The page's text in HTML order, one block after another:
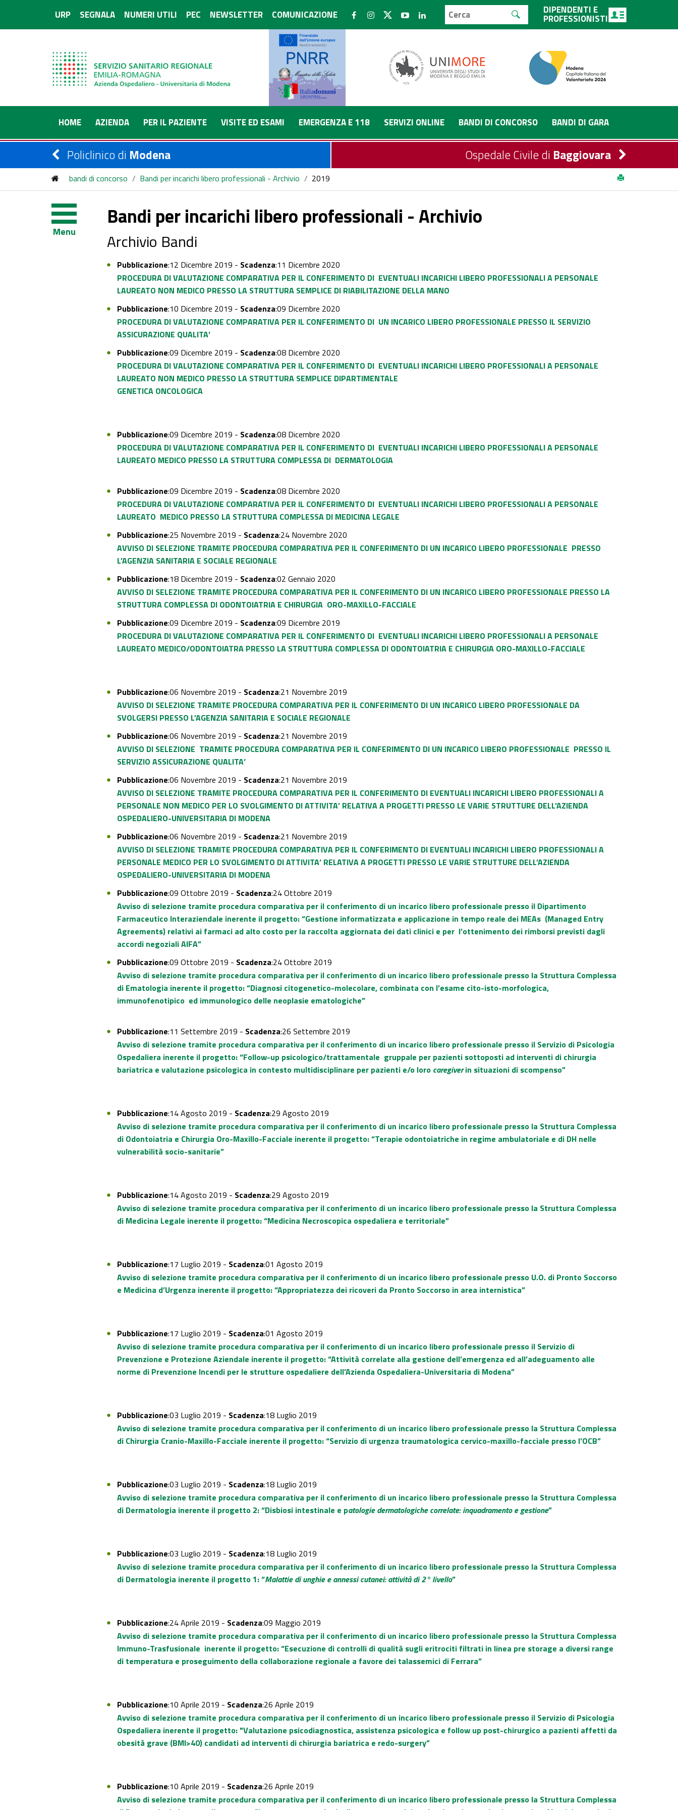
URP SEGNALA NUMERI UTILI PEC NEWSLETTER COMUNICAZIONE DIPENDENTI E
PROFESSIONISTI
HOME AZIENDA PER IL PAZIENTE VISITE ED ESAMI EMERGENZA E 118 SERVIZI ONLINE BANDI DI CONCORSO BANDI DI GARA
Policlinico di Modena Ospedale Civile di Baggiovara
bandi di concorso / Bandi per incarichi libero professionali - Archivio / 2019
Menu
Bandi per incarichi libero professionali - Archivio
Archivio Bandi
Pubblicazione:12 Dicembre 2019 - Scadenza:11 Dicembre 2020
PROCEDURA DI VALUTAZIONE COMPARATIVA PER IL CONFERIMENTO DI EVENTUALI INCARICHI LIBERO PROFESSIONALI A PERSONALE
LAUREATO NON MEDICO PRESSO LA STRUTTURA SEMPLICE DI RIABILITAZIONE DELLA MANO
Pubblicazione:10 Dicembre 2019 - Scadenza:09 Dicembre 2020
PROCEDURA DI VALUTAZIONE COMPARATIVA PER IL CONFERIMENTO DI UN INCARICO LIBERO PROFESSIONALE PRESSO IL SERVIZIO
ASSICURAZIONE QUALITA’
Pubblicazione:09 Dicembre 2019 - Scadenza:08 Dicembre 2020
PROCEDURA DI VALUTAZIONE COMPARATIVA PER IL CONFERIMENTO DI EVENTUALI INCARICHI LIBERO PROFESSIONALI A PERSONALE
LAUREATO NON MEDICO PRESSO LA STRUTTURA SEMPLICE DIPARTIMENTALE
GENETICA ONCOLOGICA
Pubblicazione:09 Dicembre 2019 - Scadenza:08 Dicembre 2020
PROCEDURA DI VALUTAZIONE COMPARATIVA PER IL CONFERIMENTO DI EVENTUALI INCARICHI LIBERO PROFESSIONALI A PERSONALE
LAUREATO MEDICO PRESSO LA STRUTTURA COMPLESSA DI DERMATOLOGIA
Pubblicazione:09 Dicembre 2019 - Scadenza:08 Dicembre 2020
PROCEDURA DI VALUTAZIONE COMPARATIVA PER IL CONFERIMENTO DI EVENTUALI INCARICHI LIBERO PROFESSIONALI A PERSONALE
LAUREATO MEDICO PRESSO LA STRUTTURA COMPLESSA DI MEDICINA LEGALE
Pubblicazione:25 Novembre 2019 - Scadenza:24 Novembre 2020
AVVISO DI SELEZIONE TRAMITE PROCEDURA COMPARATIVA PER IL CONFERIMENTO DI UN INCARICO LIBERO PROFESSIONALE PRESSO
L’AGENZIA SANITARIA E SOCIALE REGIONALE
Pubblicazione:18 Dicembre 2019 - Scadenza:02 Gennaio 2020
AVVISO DI SELEZIONE TRAMITE PROCEDURA COMPARATIVA PER IL CONFERIMENTO DI UN INCARICO LIBERO PROFESSIONALE PRESSO LA
STRUTTURA COMPLESSA DI ODONTOIATRIA E CHIRURGIA ORO-MAXILLO-FACCIALE
Pubblicazione:09 Dicembre 2019 - Scadenza:09 Dicembre 2019
PROCEDURA DI VALUTAZIONE COMPARATIVA PER IL CONFERIMENTO DI EVENTUALI INCARICHI LIBERO PROFESSIONALI A PERSONALE
LAUREATO MEDICO/ODONTOIATRA PRESSO LA STRUTTURA COMPLESSA DI ODONTOIATRIA E CHIRURGIA ORO-MAXILLO-FACCIALE
Pubblicazione:06 Novembre 2019 - Scadenza:21 Novembre 2019
AVVISO DI SELEZIONE TRAMITE PROCEDURA COMPARATIVA PER IL CONFERIMENTO DI UN INCARICO LIBERO PROFESSIONALE DA
SVOLGERSI PRESSO L’AGENZIA SANITARIA E SOCIALE REGIONALE
Pubblicazione:06 Novembre 2019 - Scadenza:21 Novembre 2019
AVVISO DI SELEZIONE TRAMITE PROCEDURA COMPARATIVA PER IL CONFERIMENTO DI UN INCARICO LIBERO PROFESSIONALE PRESSO IL
SERVIZIO ASSICURAZIONE QUALITA’
Pubblicazione:06 Novembre 2019 - Scadenza:21 Novembre 2019
AVVISO DI SELEZIONE TRAMITE PROCEDURA COMPARATIVA PER IL CONFERIMENTO DI EVENTUALI INCARICHI LIBERO PROFESSIONALI A
PERSONALE NON MEDICO PER LO SVOLGIMENTO DI ATTIVITA’ RELATIVA A PROGETTI PRESSO LE VARIE STRUTTURE DELL’AZIENDA
OSPEDALIERO-UNIVERSITARIA DI MODENA
Pubblicazione:06 Novembre 2019 - Scadenza:21 Novembre 2019
AVVISO DI SELEZIONE TRAMITE PROCEDURA COMPARATIVA PER IL CONFERIMENTO DI EVENTUALI INCARICHI LIBERO PROFESSIONALI A
PERSONALE MEDICO PER LO SVOLGIMENTO DI ATTIVITA’ RELATIVA A PROGETTI PRESSO LE VARIE STRUTTURE DELL’AZIENDA
OSPEDALIERO-UNIVERSITARIA DI MODENA
Pubblicazione:09 Ottobre 2019 - Scadenza:24 Ottobre 2019
Avviso di selezione tramite procedura comparativa per il conferimento di un incarico libero professionale presso il Dipartimento
Farmaceutico Interaziendale inerente il progetto: “Gestione informatizzata e applicazione in tempo reale dei MEAs (Managed Entry
Agreements) relativi ai farmaci ad alto costo per la raccolta aggiornata dei dati clinici e per l’ottenimento dei rimborsi previsti dagli
accordi negoziali AIFA”
Pubblicazione:09 Ottobre 2019 - Scadenza:24 Ottobre 2019
Avviso di selezione tramite procedura comparativa per il conferimento di un incarico libero professionale presso la Struttura Complessa
di Ematologia inerente il progetto: “Diagnosi citogenetico-molecolare, combinata con l’esame cito-isto-morfologica,
immunofenotipico ed immunologico delle neoplasie ematologiche”
Pubblicazione:11 Settembre 2019 - Scadenza:26 Settembre 2019
Avviso di selezione tramite procedura comparativa per il conferimento di un incarico libero professionale presso il Servizio di Psicologia
Ospedaliera inerente il progetto: “Follow-up psicologico/trattamentale gruppale per pazienti sottoposti ad interventi di chirurgia
bariatrica e valutazione psicologica in contesto multidisciplinare per pazienti e/o loro caregiverin situazioni di scompenso”
Pubblicazione:14 Agosto 2019 - Scadenza:29 Agosto 2019
Avviso di selezione tramite procedura comparativa per il conferimento di un incarico libero professionale presso la Struttura Complessa
di Odontoiatria e Chirurgia Oro-Maxillo-Facciale inerente il progetto: “Terapie odontoiatriche in regime ambulatoriale e di DH nelle
vulnerabilità socio-sanitarie”
Pubblicazione:14 Agosto 2019 - Scadenza:29 Agosto 2019
Avviso di selezione tramite procedura comparativa per il conferimento di un incarico libero professionale presso la Struttura Complessa
di Medicina Legale inerente il progetto: “Medicina Necroscopica ospedaliera e territoriale”
Pubblicazione:17 Luglio 2019 - Scadenza:01 Agosto 2019
Avviso di selezione tramite procedura comparativa per il conferimento di un incarico libero professionale presso U.O. di Pronto Soccorso
e Medicina d’Urgenza inerente il progetto: “Appropriatezza dei ricoveri da Pronto Soccorso in area internistica”
Pubblicazione:17 Luglio 2019 - Scadenza:01 Agosto 2019
Avviso di selezione tramite procedura comparativa per il conferimento di un incarico libero professionale presso il Servizio di
Prevenzione e Protezione Aziendale inerente il progetto: “Attività correlate alla gestione dell’emergenza ed all’adeguamento alle
norme di Prevenzione Incendi per le strutture ospedaliere dell’Azienda Ospedaliera-Universitaria di Modena”
Pubblicazione:03 Luglio 2019 - Scadenza:18 Luglio 2019
Avviso di selezione tramite procedura comparativa per il conferimento di un incarico libero professionale presso la Struttura Complessa
di Chirurgia Cranio-Maxillo-Facciale inerente il progetto: “Servizio di urgenza traumatologica cervico-maxillo-facciale presso l’OCB”
Pubblicazione:03 Luglio 2019 - Scadenza:18 Luglio 2019
Avviso di selezione tramite procedura comparativa per il conferimento di un incarico libero professionale presso la Struttura Complessa
di Dermatologia inerente il progetto 2: “Disbiosi intestinale e patologie dermatologiche correlate: inquadramento e gestione”
Pubblicazione:03 Luglio 2019 - Scadenza:18 Luglio 2019
Avviso di selezione tramite procedura comparativa per il conferimento di un incarico libero professionale presso la Struttura Complessa
di Dermatologia inerente il progetto 1: “Malattie di unghie e annessi cutanei: attività di 2° livello”
Pubblicazione:24 Aprile 2019 - Scadenza:09 Maggio 2019
Avviso di selezione tramite procedura comparativa per il conferimento di un incarico libero professionale presso la Struttura Complessa
Immuno-Trasfusionale inerente il progetto: “Esecuzione di controlli di qualità sugli eritrociti filtrati in linea pre storage a diversi range
di temperatura e proseguimento della collaborazione regionale a favore dei talassemici di Ferrara”
Pubblicazione:10 Aprile 2019 - Scadenza:26 Aprile 2019
Avviso di selezione tramite procedura comparativa per il conferimento di un incarico libero professionale presso il Servizio di Psicologia
Ospedaliera inerente il progetto: "Valutazione psicodiagnostica, assistenza psicologica e follow up post-chirurgico a pazienti affetti da
obesità grave (BMI>40) candidati ad interventi di chirurgia bariatrica e redo-surgery”
Pubblicazione:10 Aprile 2019 - Scadenza:26 Aprile 2019
Avviso di selezione tramite procedura comparativa per il conferimento di un incarico libero professionale presso la Struttura Complessa